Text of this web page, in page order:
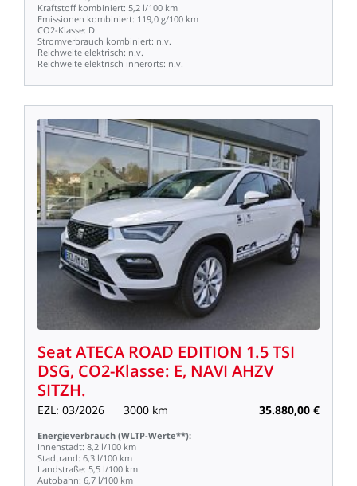
Kraftstoff kombiniert: 5,2 l/100 km
Emissionen kombiniert: 119,0 g/100 km
CO2-Klasse: D
Stromverbrauch kombiniert: n.v.
Reichweite elektrisch: n.v.
Reichweite elektrisch innerorts: n.v.
SeatATECA ROAD EDITION 1.5TSI
DSG, CO2-Klasse: E, NAVI AHZV
SITZH.
EZL: 03/2026 3000 km 35.880,00 €
Energieverbrauch (WLTP-Werte**):
Innenstadt: 8,2 l/100 km
Stadtrand: 6,3 l/100 km
Landstraße: 5,5 l/100 km
Autobahn: 6,7 l/100 km